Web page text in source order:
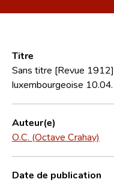
Équipe scientifique
Titre
Sans titre [Revue
luxembourgeoise
Auteur(e)
O.C. (Octave Crahay)
Date de publication